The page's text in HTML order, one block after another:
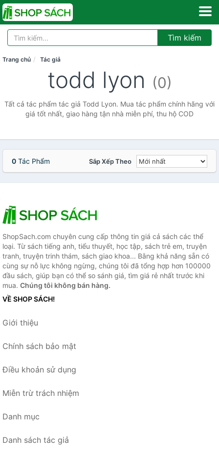
Tìm kiếm
Trang chủ Tác giả
todd lyon (0)
Tất cả tác phẩm tác giả Todd Lyon. Mua tác phẩm chính hãng với
giá tốt nhất, giao hàng tận nhà miễn phí, thu hộ COD
0 Tác Phẩm Sắp Xếp Theo
ShopSach.com chuyên cung cấp thông tin giá cả sách các thể
loại. Từ sách tiếng anh, tiểu thuyết, học tập, sách trẻ em, truyện
tranh, truyện trinh thám, sách giao khoa... Bằng khả năng sẵn có
cùng sự nỗ lực không ngừng, chúng tôi đã tổng hợp hơn 100000
đầu sách, giúp bạn có thể so sánh giá, tìm giá rẻ nhất trước khi
mua. Chúng tôi không bán hàng.
VỀ SHOP SÁCH!
Giới thiệu
Chính sách bảo mật
Điều khoản sử dụng
Miễn trừ trách nhiệm
Danh mục
Danh sách tác giả